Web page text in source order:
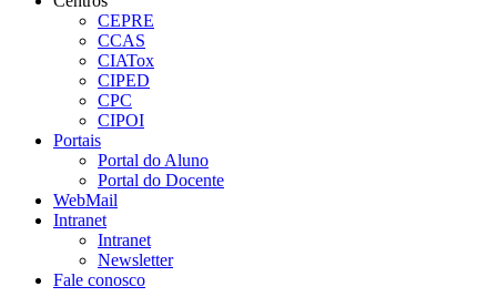
CEPRE
CCAS
CIATox
CIPED
CPC
CIPOI
Portais
Portal do Aluno
Portal do Docente
WebMail
Intranet
Intranet
Newsletter
Fale conosco